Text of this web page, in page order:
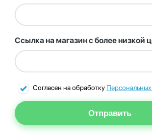
Ссылка на магазин с более низкой
Согласен на обработку
Отправить